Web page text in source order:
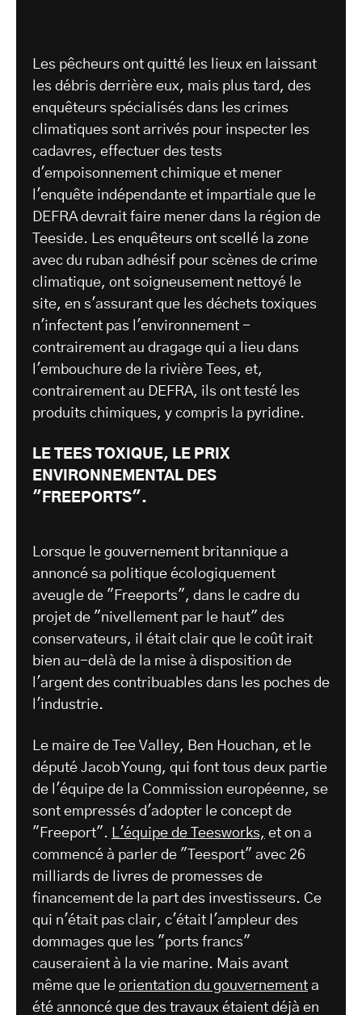
Les pêcheurs ont quitté les lieux en laissant
les débris derrière eux, mais plus tard, des
enquêteurs spécialisés dans les crimes
climatiques sont arrivés pour inspecter les
cadavres, effectuer des tests
d'empoisonnement chimique et mener
l'enquête indépendante et impartiale que le
DEFRA devrait faire mener dans la région de
Teeside. Les enquêteurs ont scellé la zone
avec du ruban adhésif pour scènes de crime
climatique, ont soigneusement nettoyé le
site, en s'assurant que les déchets toxiques
n'infectent pas l'environnement -
contrairement au dragage qui a lieu dans
l'embouchure de la rivière Tees, et,
contrairement au DEFRA, ils ont testé les
produits chimiques, y compris la pyridine.
LE TEES TOXIQUE, LE PRIX
ENVIRONNEMENTAL DES
"FREEPORTS".
Lorsque le gouvernement britannique a
annoncé sa politique écologiquement
aveugle de "Freeports", dans le cadre du
projet de "nivellement par le haut" des
conservateurs, il était clair que le coût irait
bien au-delà de la mise à disposition de
l'argent des contribuables dans les poches de
l'industrie.
Le maire de Tee Valley, Ben Houchan, et le
député Jacob Young, qui font tous deux partie
de l'équipe de la Commission européenne, se
sont empressés d'adopter le concept de
"Freeport".
L'équipe de Teesworks, et on a
commencé à parler de "Teesport" avec 26
milliards de livres de promesses de
financement de la part des investisseurs. Ce
qui n'était pas clair, c'était l'ampleur des
dommages que les "ports francs"
causeraient à la vie marine. Mais avant
même que le orientation du gouvernement a
été annoncé que des travaux étaient déjà en